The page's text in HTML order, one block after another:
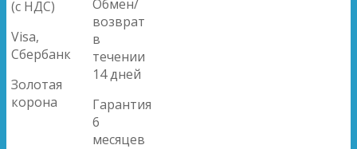
(с НДС)
Visa,
Сбербанк
Золотая
корона
Обмен/
возврат
в
течении
14 дней
Гарантия
6
месяцев